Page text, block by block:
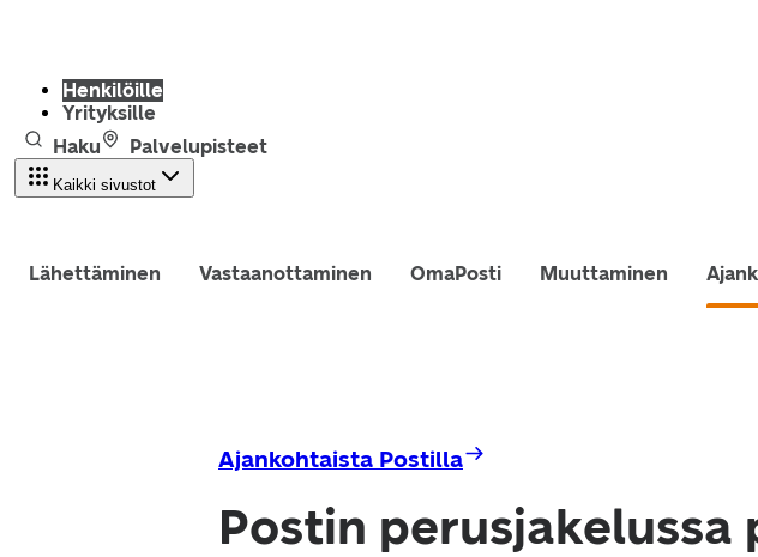
Henkilöille
Yrityksille
Haku
Palvelupisteet
Kaikki sivustot
Lähettäminen Vastaanottaminen OmaPosti Muuttaminen
Ajankohtaista Postilla
Postin